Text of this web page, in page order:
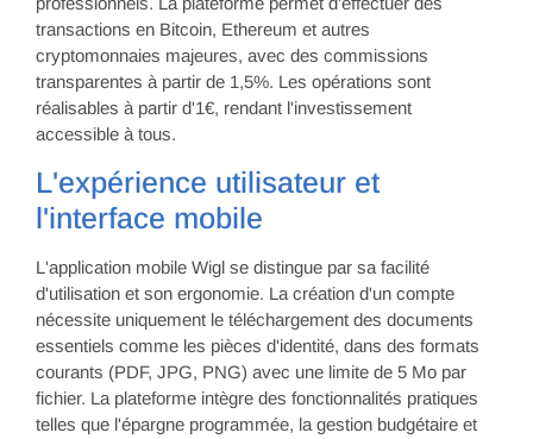
transactions en Bitcoin, Ethereum et autres
cryptomonnaies majeures, avec des commissions
transparentes à partir de 1,5%. Les opérations sont
réalisables à partir d'1€, rendant l'investissement
accessible à tous.
L'expérience utilisateur et
l'interface mobile
L'application mobile Wigl se distingue par sa facilité
d'utilisation et son ergonomie. La création d'un compte
nécessite uniquement le téléchargement des documents
essentiels comme les pièces d'identité, dans des formats
courants (PDF, JPG, PNG) avec une limite de 5 Mo par
fichier. La plateforme intègre des fonctionnalités pratiques
telles que l'épargne programmée, la gestion budgétaire et